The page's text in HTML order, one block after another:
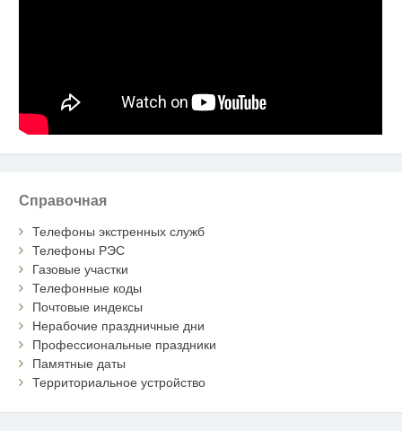
Справочная
Телефоны экстренных служб
Телефоны РЭС
Газовые участки
Телефонные коды
Почтовые индексы
Нерабочие праздничные дни
Профессиональные праздники
Памятные даты
Территориальное устройство